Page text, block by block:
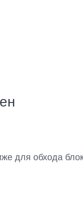
для обхода